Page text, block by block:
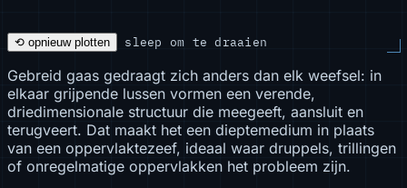
⟲ opnieuw plotten sleep om te draaien
Gebreid gaas gedraagt zich anders dan elk weefsel: in
elkaar grijpende lussen vormen een verende,
driedimensionale structuur die meegeeft, aansluit en
terugveert. Dat maakt het een dieptemedium in plaats
van een oppervlaktezeef, ideaal waar druppels, trillingen
of onregelmatige oppervlakken het probleem zijn.